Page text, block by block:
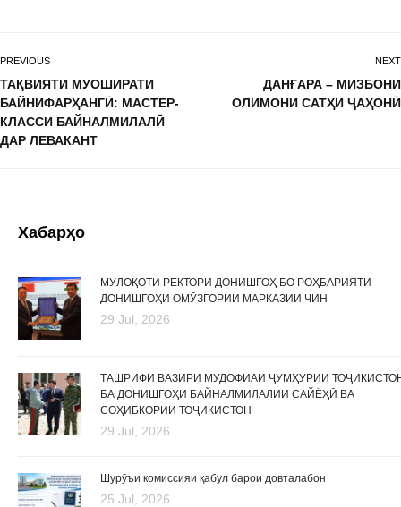
PREVIOUS
ТАҚВИЯТИ МУОШИРАТИ
БАЙНИФАРҲАНГӢ: МАСТЕР-
КЛАССИ БАЙНАЛМИЛАЛӢ
ДАР ЛЕВАКАНТ
NEXT
ДАНҒАРА – МИЗБОНИ
ОЛИМОНИ САТҲИ ҶАҲОНӢ
Хабарҳо
МУЛОҚОТИ РЕКТОРИ ДОНИШГОҲ БО РОҲБАРИЯТИ
ДОНИШГОҲИ ОМӮЗГОРИИ МАРКАЗИИ ЧИН
29 Jul, 2026
ТАШРИФИ ВАЗИРИ МУДОФИАИ ҶУМҲУРИИ
БА ДОНИШГОҲИ БАЙНАЛМИЛАЛИИ САЙЁҲӢ ВА
СОҲИБКОРИИ ТОҶИКИСТОН
29 Jul, 2026
Шурӯъи комиссияи қабул барои довталабон
25 Jul, 2026